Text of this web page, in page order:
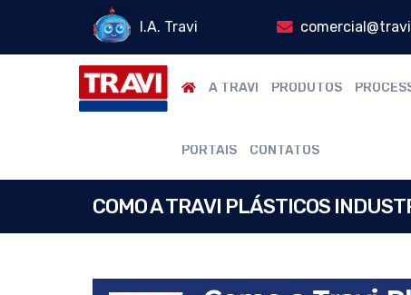
I.A. Travi
A TRAVI PRODUTOS
PORTAIS CONTATOS
COMO A TRAVI PLÁSTICOS